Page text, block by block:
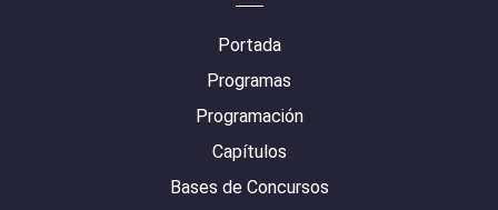
Portada
Programas
Programación
Capítulos
Bases de Concursos